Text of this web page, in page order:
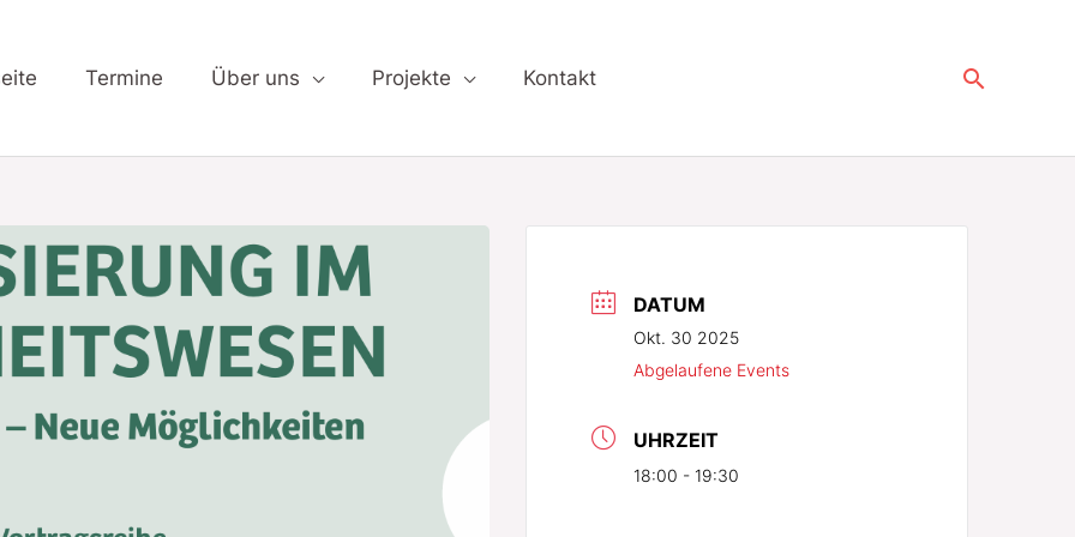
Termine Über uns Projekte Kontakt Suchen
DATUM
Okt. 30 2025
Abgelaufene Events
UHRZEIT
18:00 - 19:30